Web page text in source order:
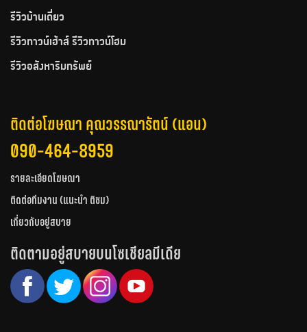
รีวิวบ้านเดี่ยว
รีวิวทาวน์เฮ้าส์ รีวิวทาวน์โฮม
รีวิวอสังหาริมทรัพย์
ติดต่อโฆษณา คุณวรรณารัตน์ (แอน)
090-464-8959
รายละเอียดโฆษณา
ติดต่อทีมงาน (แนะนำ ติชม)
เกี่ยวกับอยู่สบาย
ติดตามอยู่สบายบนโซเชียลมีเดีย